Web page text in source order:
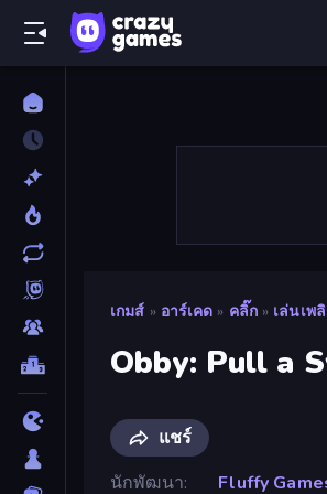
เกมส์ » อาร์เคด » คลิ๊ก » เล่นเพ
Obby: Pull a
แชร์
นักพัฒนา
Fluffy